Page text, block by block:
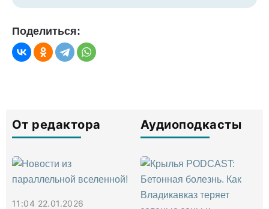
Поделиться:
От редактора
11:04 22.01.2026
Аудиоподкасты